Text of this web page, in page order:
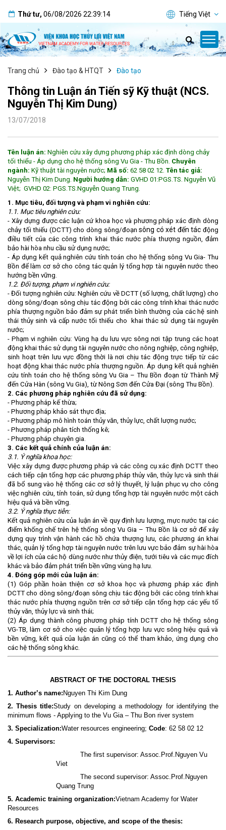
Thứ tư, 06/08/2026 22:39:15 Tiếng Việt
Trang chủ Đào tạo & HTQT Đào tạo
Thông tin Luận án Tiến sỹ Kỹ thuật (NCS.
Nguyễn Thị Kim Dung)
13/07/2018
Tên luận án: Nghiên cứu xây dựng phương pháp xác định dòng chảy
tối thiểu - Áp dụng cho hệ thống sông Vu Gia - Thu Bồn. Chuyên
ngành: Kỹ thuật tài nguyên nước; Mã số: 62 58 02 12. Tên tác giả:
Nguyễn Thị Kim Dung. Người hướng dẫn: GVHD 01:PGS.TS. Nguyễn Vũ
Việt; GVHD 02: PGS.TS.Nguyễn Quang Trung.
1. Mục tiêu, đối tượng và phạm vi nghiên cứu:
1.1. Mục tiêu nghiên cứu:
- Xây dựng được các luận cứ khoa học và phương pháp xác định dòng
chảy tối thiếu (DCTT) cho dòng sông/đoạnsông có xét đến tácđộng
điều tiết của các công trình khai thác nước phía thượng nguồn, đảm
bảo hài hòa nhu cầu sử dụng nước;
- Áp dụng kết quả nghiên cứu tính toán cho hệ thống sông Vu Gia- Thu
Bồn để làm cơ sở cho công tác quản lý tổng hợp tài nguyên nước theo
hướng bền vững.
1.2. Đối tượng, phạm vi nghiên cứu:
- Đối tượng nghiên cứu: Nghiên cứu về DCTT (số lượng, chất lượng) cho
dòng sông/đoạn sông chịu tác động bởi các công trình khai thác nước
phía thượng nguồn bảo đảm sự phát triển bình thường của các hệ sinh
thái thủy sinh và cấp nước tối thiếu cho
khai thác sử dụng tài nguyên
nước;
- Phạm vi nghiên cứu: Vùng hạ du lưu vực sông nơi tập trung các hoạt
động khai thác sử dụng tài nguyên nước cho nông nghiệp, công nghiệp,
sinh hoạt trên lưu vực đồng thời là nơi chịu tác động trực tiếp từ các
hoạt động khai thác nước phía thượng nguồn. Áp dụng kết quả nghiên
cứu tính toán cho hệ thống sông Vu Gia – Thu Bồn đoạn từ Thành Mỹ
đến Cửa Hàn (sông Vu Gia), từ Nông Sơn đến Cửa Đại (sông Thu Bồn).
2. Các phương pháp nghiên cứu đã sử dụng:
- Phương pháp kế thừa;
- Phương pháp khảo sát thực địa;
- Phương pháp mô hình toán thủy văn, thủy lực, chất lượng nước;
- Phương pháp phân tích thống kê;
- Phương pháp chuyên gia.
3. Các kết quả chính của luận án:
3.1. Ý nghĩa khoa học:
Việc xây dựng được phương pháp và các công cụ xác định DCTT theo
cách tiếp cận tổng hợp các phương pháp thủy văn, thủy lực và sinh thái
đã bổ sung vào hệ thống các cơ sở lý thuyết, lý luận phục vụ cho công
việc nghiên cứu, tính toán, sử dụng tổng hợp tài nguyên nước một cách
hiệu quả và bền vững.
3.2. Ý nghĩa thực tiễn:
Kết quả nghiên cứu của luận án về quy định lưu lượng, mực nước tại các
điểm khống chế trên hệ thống sông Vu Gia – Thu Bồn là cơ sở để xây
dựng quy trình vận hành các hồ chứa thượng lưu, các phương án khai
thác, quản lý tổng hợp tài nguyên nước trên lưu vực bảo đảm sự hài hòa
về lợi ích của các hộ dùng nước như thủy điện, tưới tiêu và các mục đích
khác và bảo đảm phát triển bền vững vùng hạ lưu.
4. Đóng góp mới của luận án:
(1) Góp phần hoàn thiện cơ sở khoa học và phương pháp xác định
DCTT cho dòng sông/đoạn sông chịu tác động bởi các công trình khai
thác nước phía thượng nguồn trên cơ sở tiếp cận tổng hợp các yếu tố
thủy văn, thủy lực và sinh thái;
(2) Áp dụng thành công phương pháp tính DCTT chohệ thống sông
VG-TB, làm cơ sở cho việc quản lý tổng hợp lưu vực sông hiệu quả và
bền vững, kết quả của luận án cũng có thể tham khảo, ứng dụng cho
các hệ thống sông khác.
ABSTRACT OF THE DOCTORAL THESIS
1. Author’s name:Nguyen Thi Kim Dung
2. Thesis title:Study on developing a methodology for identifying the
minimum flows - Applying to the Vu Gia – Thu Bon river system
3. Specialization:Water resources engineering; Code: 62 58 02 12
4. Supervisors:
The first supervisor: Assoc.Prof.Nguyen Vu
Viet
The second supervisor: Assoc.Prof.Nguyen
Quang Trung
5. Academic training organization:Vietnam Academy for Water
Resources
6. Research purpose, objective, and scope of the thesis: